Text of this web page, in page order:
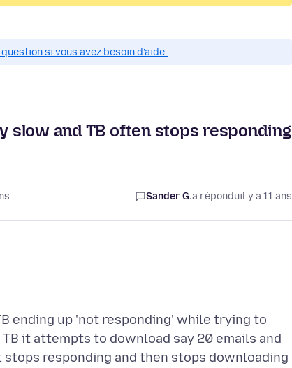
si vous avez besoin d’aide.
slow and TB often stops responding
Sander G.a réponduil y a 11 ans
ending up 'not responding' while trying to
it attempts to download say 20 emails and
responding and then stops downloading